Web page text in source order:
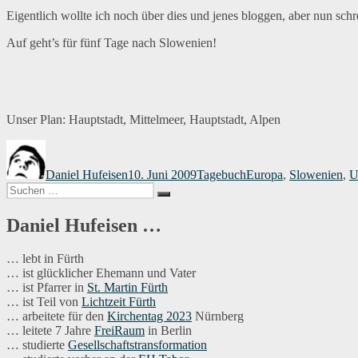
Eigentlich wollte ich noch über dies und jenes bloggen, aber nun
Auf geht’s für fünf Tage nach Slowenien!
Unser Plan: Hauptstadt, Mittelmeer, Hauptstadt, Alpen
Daniel Hufeisen10. Juni 2009TagebuchEuropa, Slowenien,
Suchen
nach:
Suchen
Daniel Hufeisen …
… lebt in Fürth
… ist glücklicher Ehemann und Vater
… ist Pfarrer in St. Martin Fürth
… ist Teil von Lichtzeit Fürth
… arbeitete für den Kirchentag 2023 Nürnberg
… leitete 7 Jahre FreiRaum in Berlin
… studierte Gesellschaftstransformation